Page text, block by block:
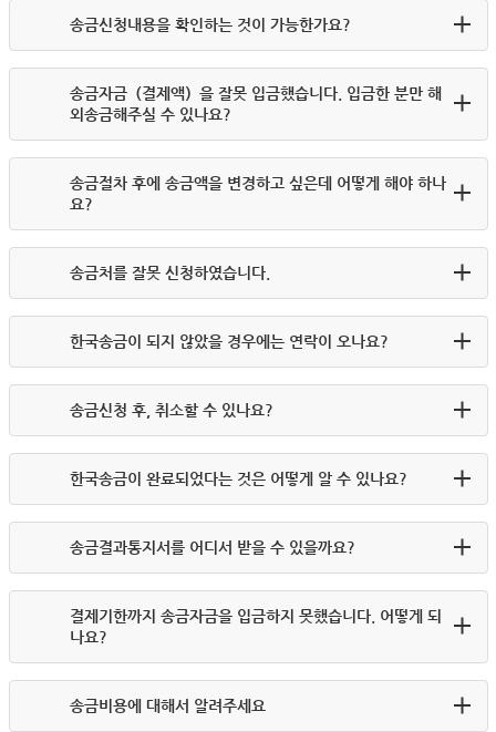
송금신청내용을 확인하는 것이 가능한가요?
송금자금（결제액）을 잘못 입금했습니다. 입금한 분만 해
외송금해주실 수 있나요?
송금절차 후에 송금액을 변경하고 싶은데 어떻게 해야 하나
요?
송금처를 잘못 신청하였습니다.
한국송금이 되지 않았을 경우에는 연락이 오나요?
송금신청 후, 취소할 수 있나요?
한국송금이 완료되었다는 것은 어떻게 알 수 있나요?
송금결과통지서를 어디서 받을 수 있을까요?
결제기한까지 송금자금을 입금하지 못했습니다. 어떻게 되
나요?
송금비용에 대해서 알려주세요